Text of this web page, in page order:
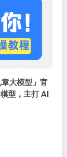
大模型」官
型，主打 AI